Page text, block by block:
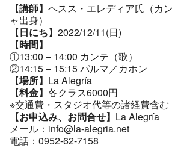
【講師】 ヘスス・エレディア氏（カ
ャ出身）
【日にち】 2022/12/11(日)
【時間】
①13:00 – 14:00 カンテ（歌）
②14:15 – 15:15 パルマ／カホン
【場所】 La Alegría
【料金】 各クラス6000円
※交通費・スタジオ代等の諸経費含む
【お申込み、お問合せ】 La Alegría
メール：info@la-alegria.net
電話：0952-62-7158